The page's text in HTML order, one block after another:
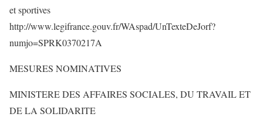
et sportives
http://www.legifrance.gouv.fr/WAspad/UnTexteDeJorf?
numjo=SPRK0370217A
MESURES NOMINATIVES
MINISTERE DES AFFAIRES SOCIALES, DU TRAVAIL ET
DE LA SOLIDARITE